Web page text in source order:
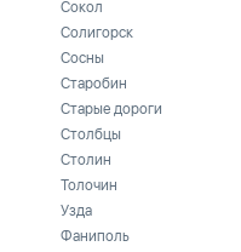
Сокол
Солигорск
Сосны
Старобин
Старые дороги
Столбцы
Столин
Толочин
Узда
Фаниполь